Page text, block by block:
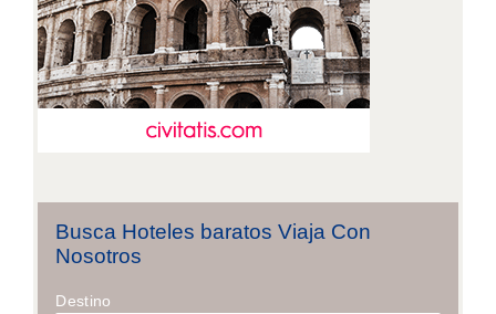
Busca Hoteles baratos Viaja Con
Nosotros
Destino